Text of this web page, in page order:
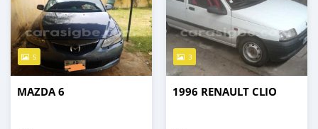
5
MAZDA 6
3
1996 RENAULT CLIO